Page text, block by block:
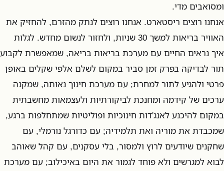
ומסואבים מדי.
אנחנו רוצים ריסטארט. אנחנו רוצים לנתק מהזרם, להחזיק את
האוויר בריאות למשך 30 שניות, ולחזור לנשום מחדש. לגלות
איך נראים החיים עם מערכת בריאות בריאה, שמאפשרת לקבוע
תור לבדיקה בפרק זמן סביר במקום לשלם אלפי שקלים באופן
פרטי ולהגיע לתור למחרת; עם מערכת חינוך נאותה, שמקנה
ערכים של קידמה ומחנכת לביקורתיות ולעצמאות מחשבתית
במקום להיכנע לאנג'דות חינוכיות ופוליטיות שמתחלפות ברגע,
שמכבדת את מוריה ואת תלמידיה; עם כדורגל נורמלי, עם
שחקנים שיודעים לרוץ ולמסור, בלי עסקנים, עם קהל שאוהב
לבוא למגרשים ולא פוחד לגמור את היום באיכילוב; עם מערכת